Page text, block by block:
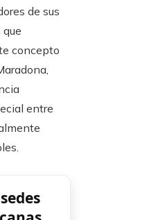
de sus
concepto
entre